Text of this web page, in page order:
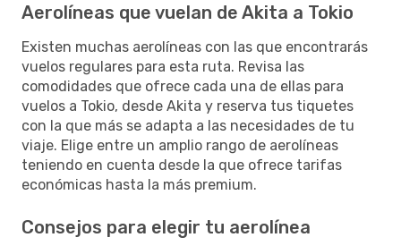
Aerolíneas que vuelan de Akita a Tokio
Existen muchas aerolíneas con las que encontrarás
vuelos regulares para esta ruta. Revisa las
comodidades que ofrece cada una de ellas para
vuelos a Tokio, desde Akita y reserva tus tiquetes
con la que más se adapta a las necesidades de tu
viaje. Elige entre un amplio rango de aerolíneas
teniendo en cuenta desde la que ofrece tarifas
económicas hasta la más premium.
Consejos para elegir tu aerolínea